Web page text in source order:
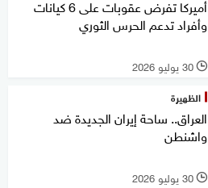
أميركا تفرض عقوبات على 6 كيانات
وأفراد تدعم الحرس الثوري
l 30 يوليو 2026
الظهيرة
العراق.. ساحة إيران الجديدة ضد
واشنطن
l 30 يوليو 2026